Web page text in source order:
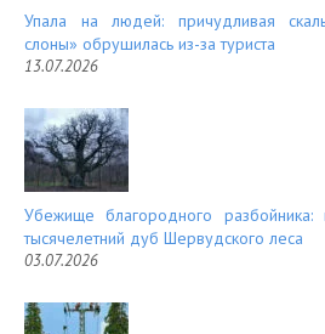
Упала на людей: причудливая
слоны» обрушилась из-за туриста
13.07.2026
Убежище благородного разбойника:
тысячелетний дуб Шервудского леса
03.07.2026